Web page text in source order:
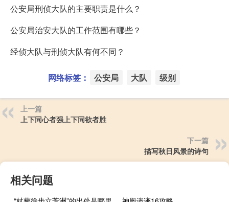
公安局刑侦大队的主要职责是什么？
公安局治安大队的工作范围有哪些？
经侦大队与刑侦大队有何不同？
网络标签： 公安局 大队 级别
上一篇
上下同心者强上下同欲者胜
下一篇
描写秋日风景的诗句
相关问题